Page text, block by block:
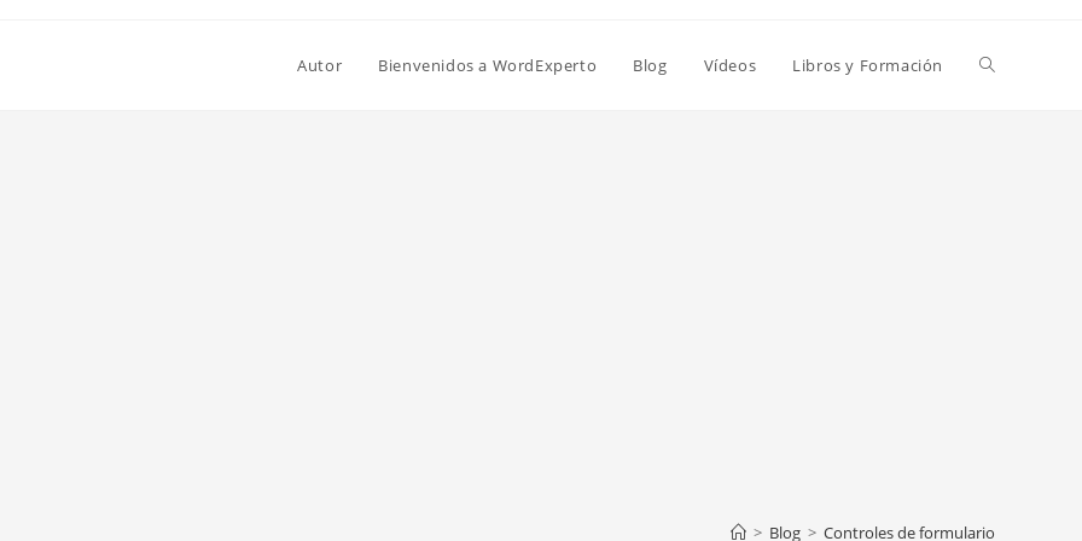
Autor Bienvenidos a WordExperto Blog Vídeos Libros y Formación Alternar
> Blog > Controles de formulario